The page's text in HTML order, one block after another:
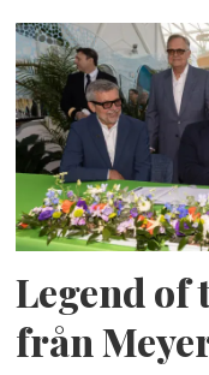
Legend of
från